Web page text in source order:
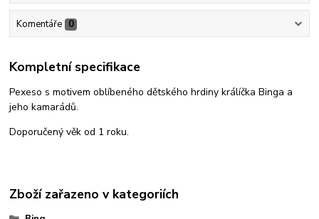
Komentáře 0
Kompletní specifikace
Pexeso s motivem oblíbeného dětského hrdiny králíčka Binga a
jeho kamarádů.
Doporučený věk od 1 roku.
Zboží zařazeno v kategoriích